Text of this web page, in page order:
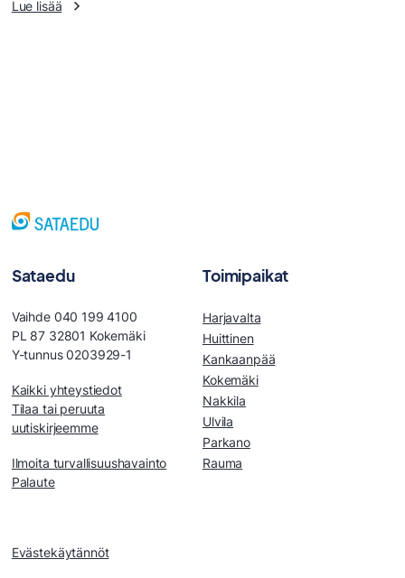
Lue lisää
Sataedu
Vaihde 040 199 4100
PL 87 32801 Kokemäki
Y-tunnus 0203929-1
Kaikki yhteystiedot
Tilaa tai peruuta
uutiskirjeemme
Ilmoita turvallisuushavainto
Palaute
Evästekäytännöt
Toimipaikat
Harjavalta
Huittinen
Kankaanpää
Kokemäki
Nakkila
Ulvila
Parkano
Rauma